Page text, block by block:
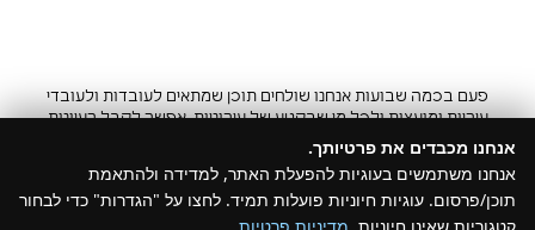
פעם בכמה שבועות אנחנו שולחים תוכן שמתאים לעובדות ולעובדי
עיריות ומועצות ולכל מי שבקטע של עירוניות. אפשר לקבל רעיונות
אנחנו מכבדים את פרטיותך.
אנחנו משתמשים בעוגיות להפעלת האתר, למדידה ולהתאמת
תוכן/פרסום. עוגיות חיוניות פועלות תמיד. לחצו על "הגדרות" כדי לבחור